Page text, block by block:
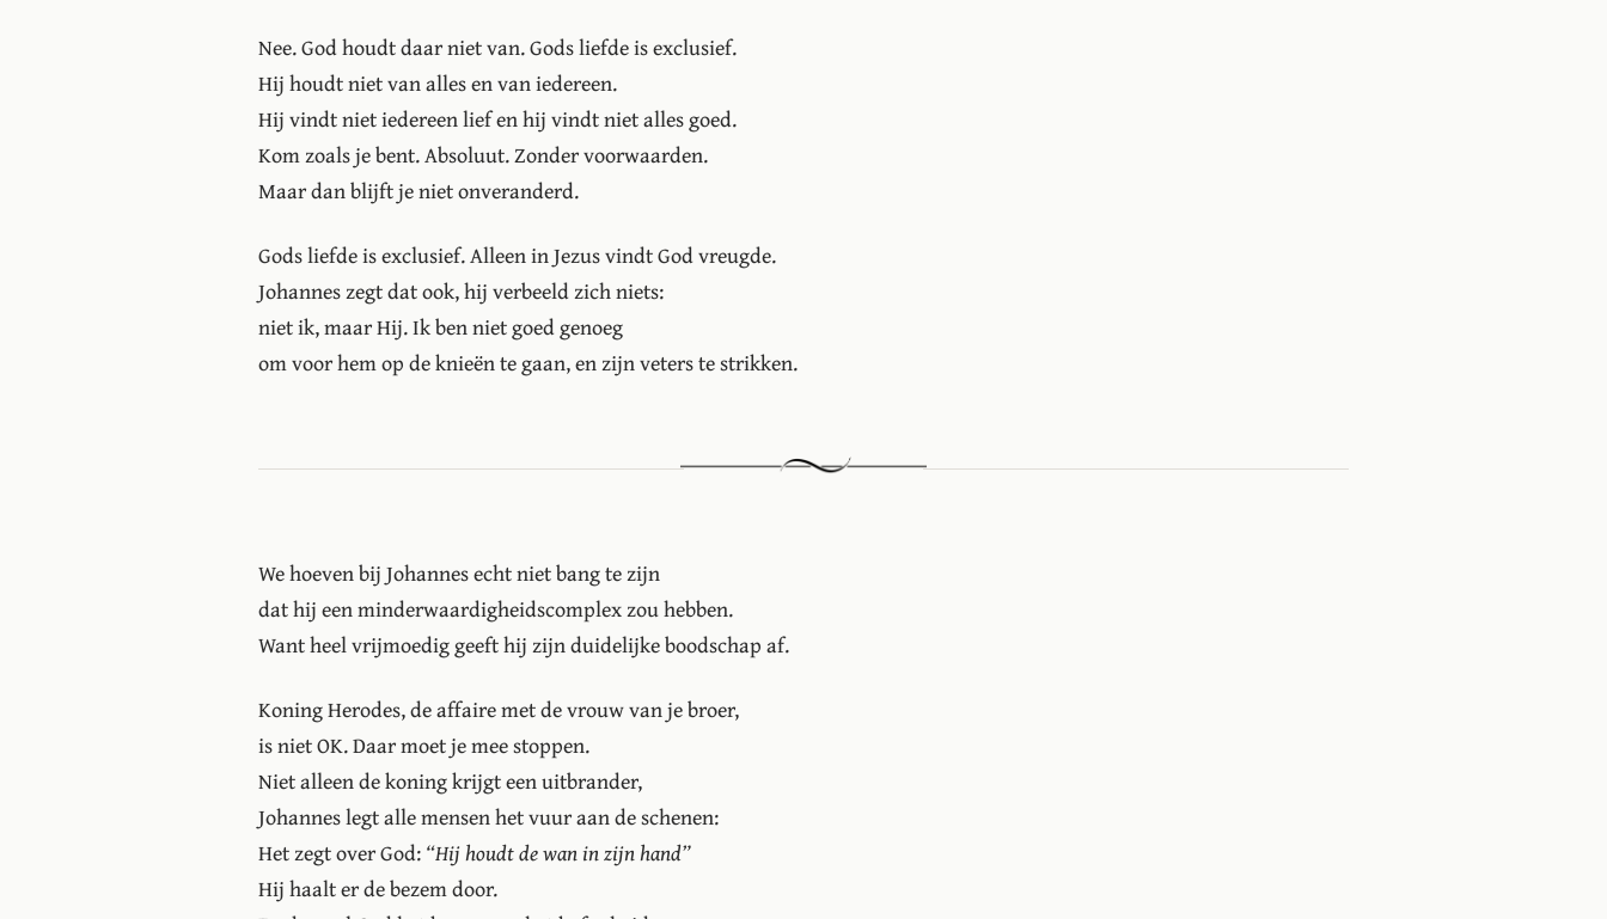
Nee. God houdt daar niet van. Gods liefde is exclusief.
Hij houdt niet van alles en van iedereen.
Hij vindt niet iedereen lief en hij vindt niet alles goed.
Kom zoals je bent. Absoluut. Zonder voorwaarden.
Maar dan blijft je niet onveranderd.
Gods liefde is exclusief. Alleen in Jezus vindt God vreugde.
Johannes zegt dat ook, hij verbeeld zich niets:
niet ik, maar Hij. Ik ben niet goed genoeg
om voor hem op de knieën te gaan, en zijn veters te strikken.
We hoeven bij Johannes echt niet bang te zijn
dat hij een minderwaardigheidscomplex zou hebben.
Want heel vrijmoedig geeft hij zijn duidelijke boodschap af.
Koning Herodes, de affaire met de vrouw van je broer,
is niet OK. Daar moet je mee stoppen.
Niet alleen de koning krijgt een uitbrander,
Johannes legt alle mensen het vuur aan de schenen:
Het zegt over God:“Hij houdt de wan in zijn hand”
Hij haalt er de bezem door.